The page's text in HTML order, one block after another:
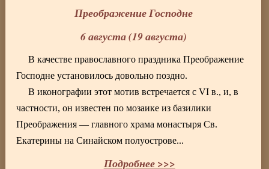
Преображение Господне
6 августа (19 августа)
В качестве православного праздника Преображение
Господне установилось довольно поздно.
В иконографии этот мотив встречается с VI в., и, в
частности, он известен по мозаике из базилики
Преображения — главного храма монастыря Св.
Екатерины на Синайском полуострове...
Подробнее >>>